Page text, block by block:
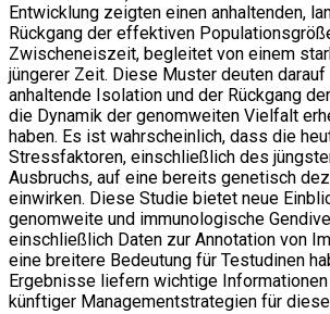
Entwicklung zeigten einen anhaltenden,
Rückgang der effektiven
Zwischeneiszeit, begleitet von einem
jüngerer Zeit. Diese Muster deuten
anhaltende Isolation und der Rückgang
die Dynamik der genomweiten Vielfalt
haben. Es ist wahrscheinlich, dass die
Stressfaktoren, einschließlich des
Ausbruchs, auf eine bereits genetisch
einwirken. Diese Studie bietet neue
genomweite und immunologische
einschließlich Daten zur Annotation von
eine breitere Bedeutung für Testudinen
Ergebnisse liefern wichtige
künftiger Managementstrategien für